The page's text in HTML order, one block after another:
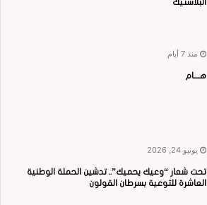
البلاستيك
منذ 7 أيام
هــــام
يونيو 24, 2026
تحت شعار “وعيك يحميك”.. تدشين الحملة الوطنية
العاشرة للتوعية بسرطان القولون